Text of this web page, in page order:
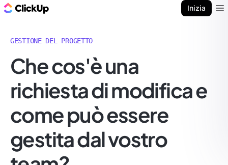
Inizia
GESTIONE DEL PROGETTO
Che cos'è una
richiesta di modifica e
come può essere
gestita dal vostro